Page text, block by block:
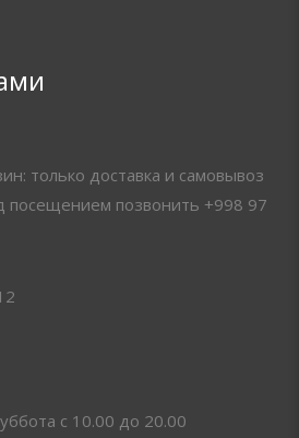
только доставка и самовывоз
посещением позвонить +998 97
с 10.00 до 20.00